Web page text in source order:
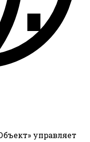
управляет